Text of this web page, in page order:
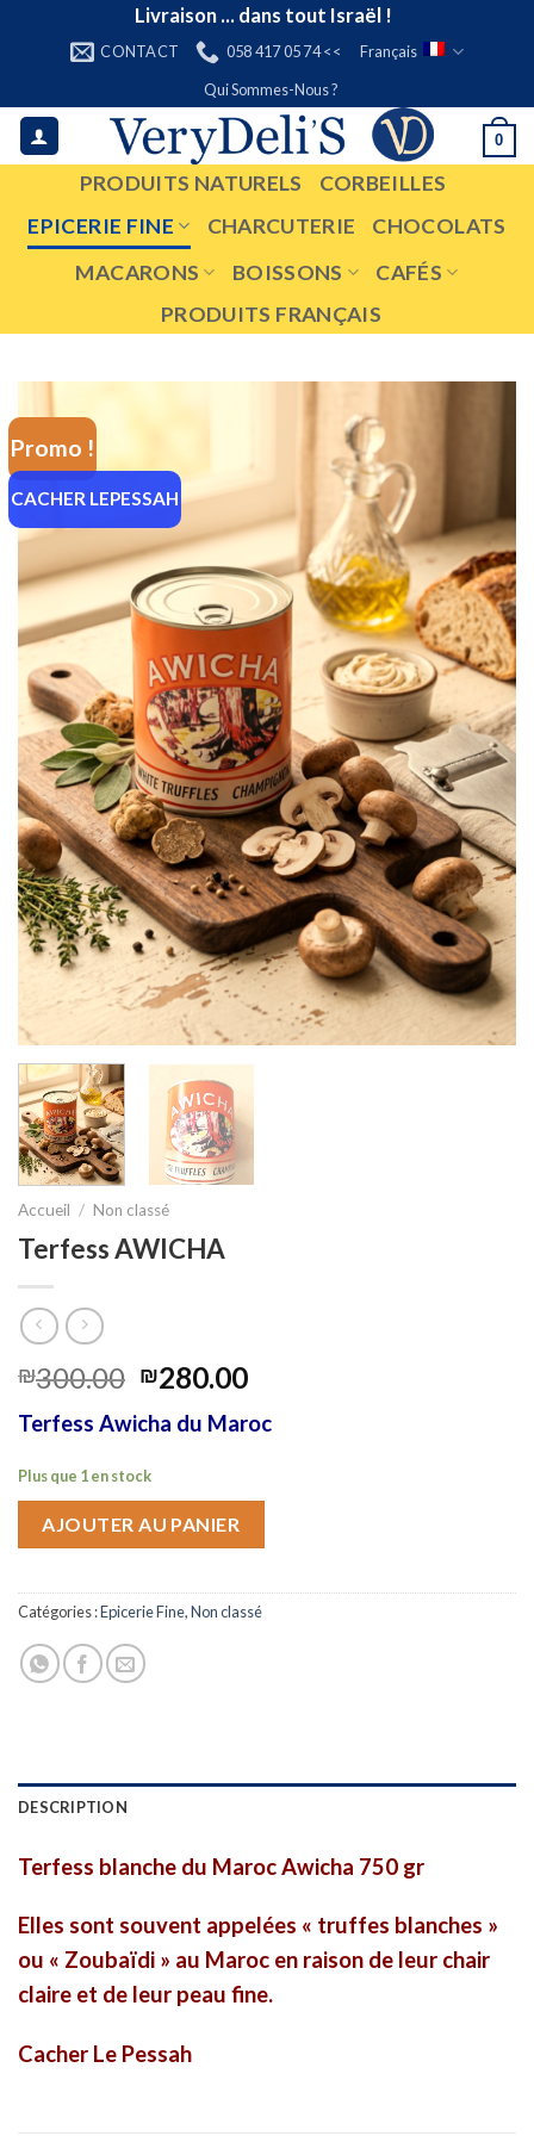
Livraison ... dans tout Israël !
CONTACT 058 417 05 74 <<
Français
Qui Sommes-Nous ?
0
PRODUITS NATURELS
CORBEILLES
EPICERIE FINE
CHARCUTERIE
CHOCOLATS
MACARONS
BOISSONS
CAFÉS
PRODUITS FRANÇAIS
Promo !
CACHER LEPESSAH
Accueil / Non classé
Terfess AWICHA
₪300.00 ₪280.00
Terfess Awicha du Maroc
Plus que 1 en stock
AJOUTER AU PANIER
Catégories :Epicerie Fine,Non classé
DESCRIPTION
Terfess blanche du Maroc Awicha 750 gr
Elles sont souvent appelées « truffes blanches »
ou « Zoubaïdi » au Maroc en raison de leur chair
claire et de leur peau fine.
Cacher Le Pessah